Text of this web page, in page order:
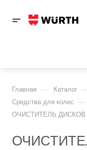
Главная — Каталог
Средства для колес —
ОЧИСТИТЕЛЬ ДИСКОВ